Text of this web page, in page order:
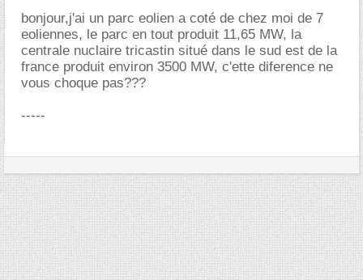
bonjour,j'ai un parc eolien a coté de chez moi de 7
eoliennes, le parc en tout produit 11,65 MW, la
centrale nuclaire tricastin situé dans le sud est de la
france produit environ 3500 MW, c'ette diference ne
vous choque pas???
-----